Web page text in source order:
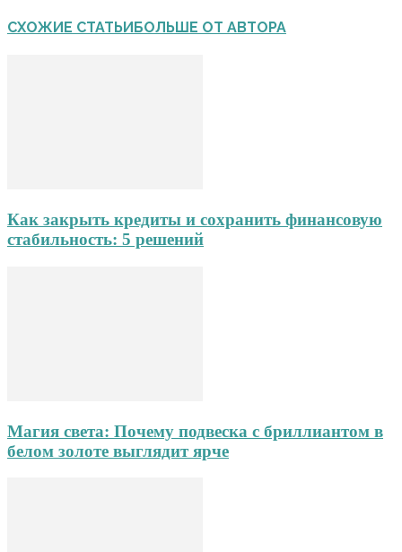
СХОЖИЕ СТАТЬИБОЛЬШЕ ОТ АВТОРА
Как закрыть кредиты и сохранить финансовую
стабильность: 5 решений
Магия света: Почему подвеска с бриллиантом в
белом золоте выглядит ярче